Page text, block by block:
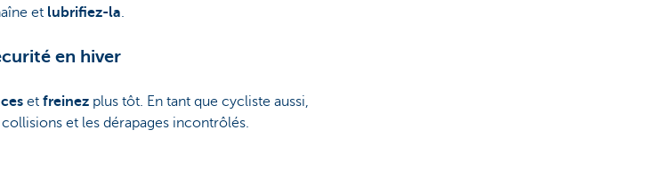
et lubrifiez-la.
en hiver
et freinezplus tôt. En tant que cycliste aussi,
et les dérapages incontrôlés.